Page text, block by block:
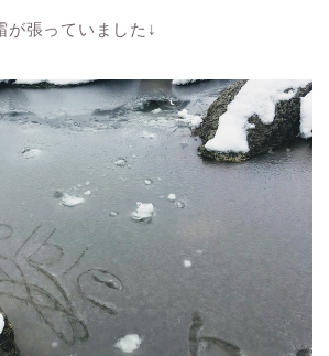
が張っていました↓